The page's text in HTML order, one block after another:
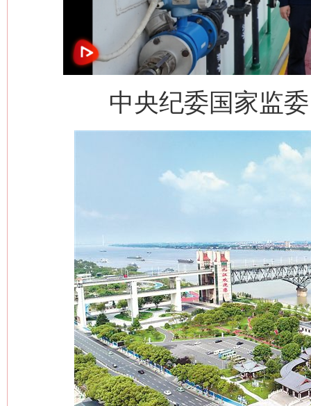
中央纪委国家监